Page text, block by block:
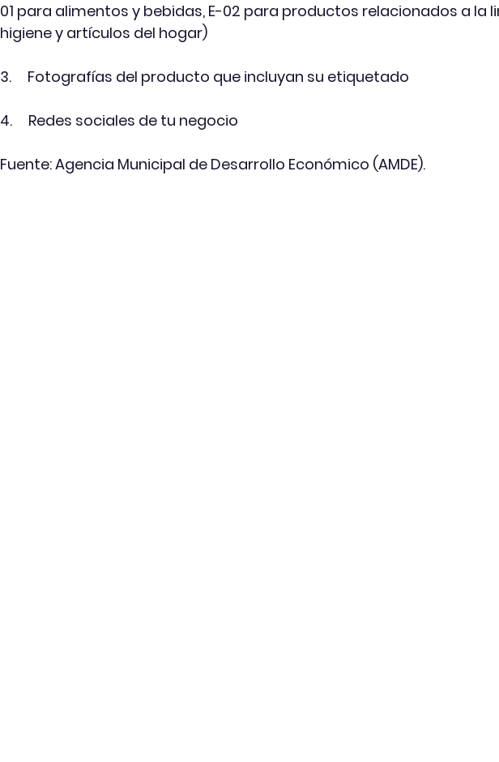
01 para alimentos y bebidas, E-02 para productos relacionados a la
higiene y artículos del hogar)
3.     Fotografías del producto que incluyan su etiquetado
4.     Redes sociales de tu negocio
Fuente: Agencia Municipal de Desarrollo Económico (AMDE).